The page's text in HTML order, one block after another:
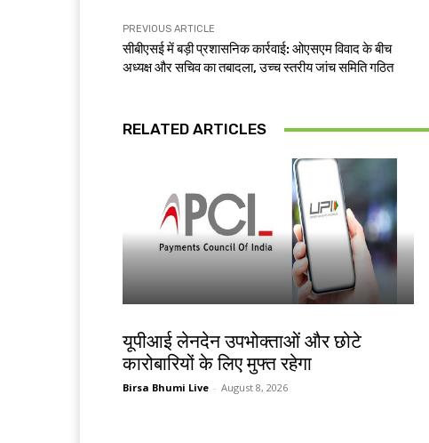
PREVIOUS ARTICLE
सीबीएसई में बड़ी प्रशासनिक कार्रवाई: ओएसएम विवाद के बीच
अध्यक्ष और सचिव का तबादला, उच्च स्तरीय जांच समिति गठित
RELATED ARTICLES
यूपीआई लेनदेन उपभोक्ताओं और छोटे
कारोबारियों के लिए मुफ्त रहेगा
Birsa Bhumi Live - August 8, 2026